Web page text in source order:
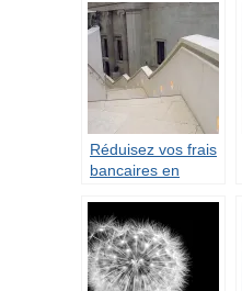
Réduisez vos frais
bancaires en
minutes